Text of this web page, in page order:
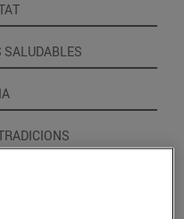
SALUDABLES